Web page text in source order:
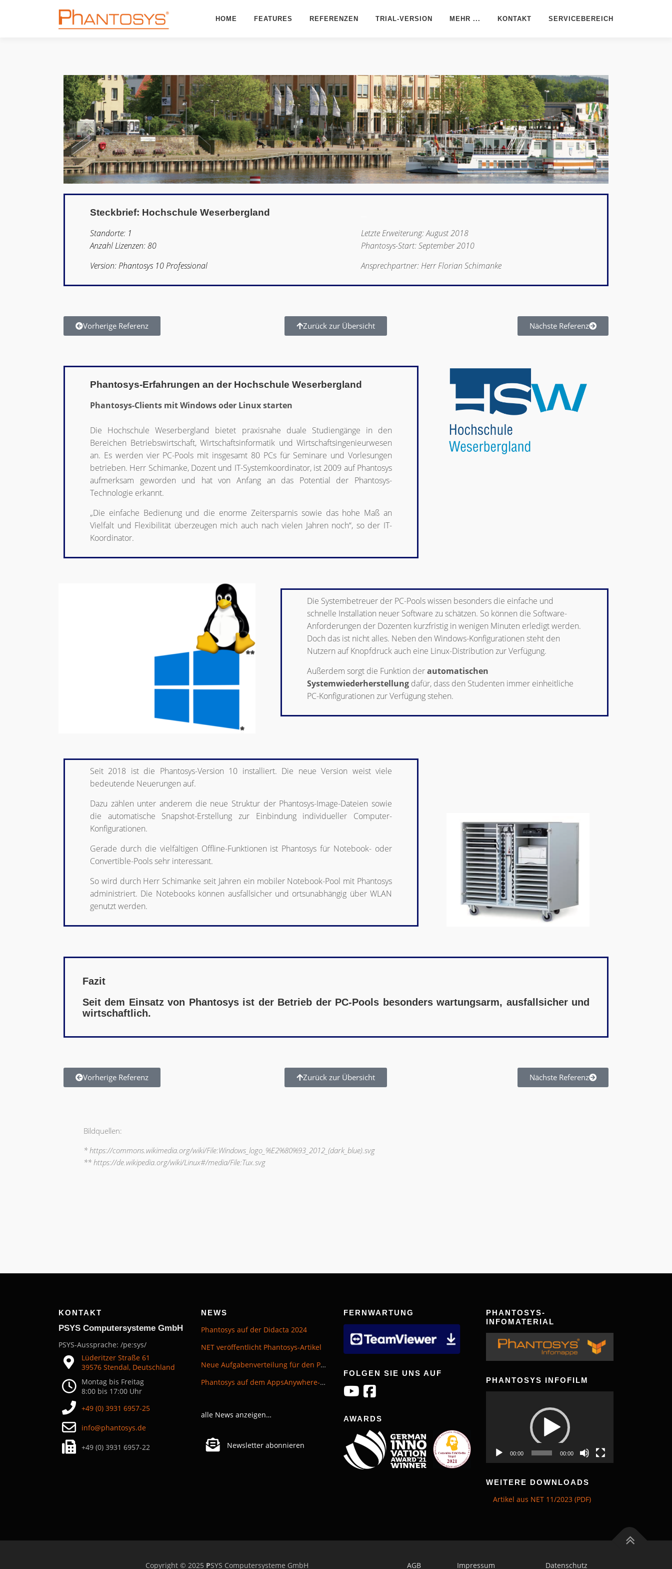
HOME FEATURES REFERENZEN TRIAL-VERSION MEHR ...
Features
Phantosys für Bildungseinrichtungen
Work & Learn From Home
Referenzen
Screenshots
Phantosys-Infomaterial
News
Funktionen
Einsatzgebiete
Systemvoraussetzungen
Neu in Version 10
Warum Phantosys?
Reseller/Exklusivpartner werden
Messeauftritte
Internationale Partnerschaften
Support mit TeamViewer
Phantosys-Infomappe
Artikel aus NET 11/2023
KONTAKT SERVICEBEREICH
Steckbrief: Hochschule Weserbergland
Standorte: 1
Anzahl Lizenzen: 80
Version: Phantosys 10 Professional
Letzte Erweiterung: August 2018
Phantosys-Start: September 2010
Ansprechpartner: Herr Florian Schimanke
Vorherige Referenz Zurück zur Übersicht Nächste Referenz
Phantosys-Erfahrungen an der Hochschule Weserbergland​
Phantosys-Clients mit Windows oder Linux starten
Die Hochschule Weserbergland bietet praxisnahe duale Studiengänge in den
Bereichen Betriebswirtschaft, Wirtschaftsinformatik und Wirtschaftsingenieurwesen
an. Es werden vier PC-Pools mit insgesamt 80 PCs für Seminare und Vorlesungen
betrieben. Herr Schimanke, Dozent und IT-Systemkoordinator, ist 2009 auf Phantosys
aufmerksam geworden und hat von Anfang an das Potential der Phantosys-
Technologie erkannt.
„Die einfache Bedienung und die enorme Zeitersparnis sowie das hohe Maß an
Vielfalt und Flexibilität überzeugen mich auch nach vielen Jahren noch“, so der IT-
Koordinator.
Die Systembetreuer der PC-Pools wissen besonders die einfache und
schnelle Installation neuer Software zu schätzen. So können die Software-
Anforderungen der Dozenten kurzfristig in wenigen Minuten erledigt werden.
Doch das ist nicht alles. Neben den Windows-Konfigurationen steht den
Nutzern auf Knopfdruck auch eine Linux-Distribution zur Verfügung.
Außerdem sorgt die Funktion derautomatischen
Systemwiederherstellungdafür, dass den Studenten immer einheitliche
PC-Konfigurationen zur Verfügung stehen.
Seit 2018 ist die Phantosys-Version 10 installiert. Die neue Version weist viele
bedeutende Neuerungen auf.
Dazu zählen unter anderem die neue Struktur der Phantosys-Image-Dateien sowie
die automatische Snapshot-Erstellung zur Einbindung individueller Computer-
Konfigurationen.
Gerade durch die vielfältigen Offline-Funktionen ist Phantosys für Notebook- oder
Convertible-Pools sehr interessant.
So wird durch Herr Schimanke seit Jahren ein mobiler Notebook-Pool mit Phantosys
administriert. Die Notebooks können ausfallsicher und ortsunabhängig über WLAN
genutzt werden.
Fazit
Seit dem Einsatz von Phantosys ist der Betrieb der PC-Pools besonders wartungsarm, ausfallsicher und
wirtschaftlich.​
Vorherige Referenz Zurück zur Übersicht Nächste Referenz
Bildquellen:
* https://commons.wikimedia.org/wiki/File:Windows_logo_%E2%80%93_2012_(dark_blue).svg
** https://de.wikipedia.org/wiki/Linux#/media/File:Tux.svg
KONTAKT
PSYS Computersysteme GmbH
PSYS-Aussprache: /pe:sys/
Lüderitzer Straße 61
39576 Stendal, Deutschland
Montag bis Freitag
8:00 bis 17:00 Uhr
+49 (0) 3931 6957-25
info@phantosys.de
+49 (0) 3931 6957-22
NEWS
Phantosys auf der Didacta 2024
NET veröffentlicht Phantosys-Artikel
Neue Aufgabenverteilung für den Phantosys-Vertrieb
Phantosys auf dem AppsAnywhere-Tag in Bingen​
alle News anzeigen…
Newsletter abonnieren
FERNWARTUNG
FOLGEN SIE UNS AUF
AWARDS
PHANTOSYS-
INFOMATERIAL
PHANTOSYS INFOFILM
00:00 00:00
WEITERE DOWNLOADS
Artikel aus NET 11/2023 (PDF)
Copyright © 2025 PSYS Computersysteme GmbH AGB Impressum Datenschutz